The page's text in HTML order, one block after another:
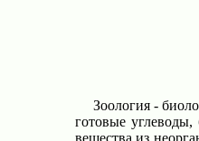
Зоология -
готовые
вещества из